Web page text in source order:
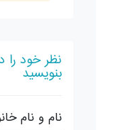
نظر خود را
بنویسید
نام و نام